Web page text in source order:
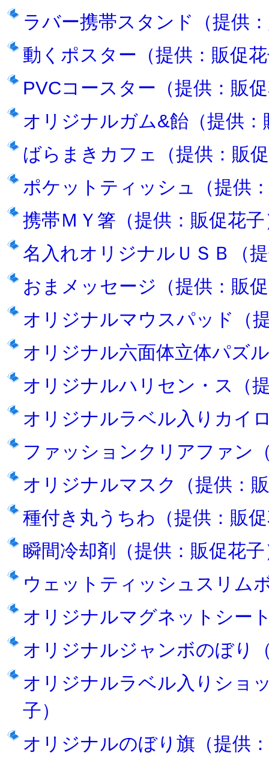
ラバー携帯スタンド（提供
動くポスター（提供：販促
PVCコースター（提供：販
オリジナルガム&飴（提供：
ばらまきカフェ（提供：販
ポケットティッシュ（提供
携帯ＭＹ箸（提供：販促花子
名入れオリジナルＵＳＢ（
おまメッセージ（提供：販
オリジナルマウスパッド（
オリジナル六面体立体パズ
オリジナルハリセン・ス（
オリジナルラベル入りカイ
ファッションクリアファン
オリジナルマスク（提供：
種付き丸うちわ（提供：販
瞬間冷却剤（提供：販促花子
ウェットティッシュスリム
オリジナルマグネットシー
オリジナルジャンボのぼり
オリジナルラベル入りショ
子）
オリジナルのぼり旗（提供